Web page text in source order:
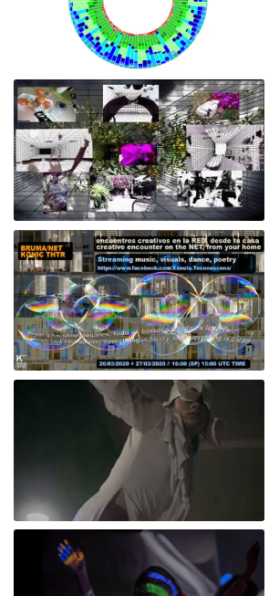
Mosaico genético en México: una mirada desde las artes
Empatía 5.2.1/ Cuerpo colectivo
Empatía 5.2/memoria colectiva